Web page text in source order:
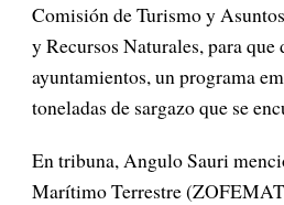
Comisión de Turismo y
y Recursos Naturales, para
ayuntamientos, un programa
toneladas de sargazo que se
En tribuna, Angulo Sauri
Marítimo Terrestre